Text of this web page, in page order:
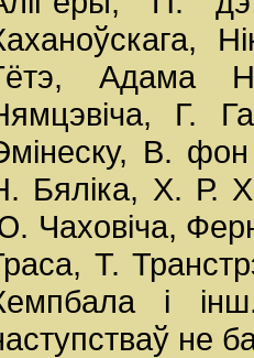
Адама
Г.
В.
Бяліка, Х. Р.
Чаховіча,
Т.
і
не